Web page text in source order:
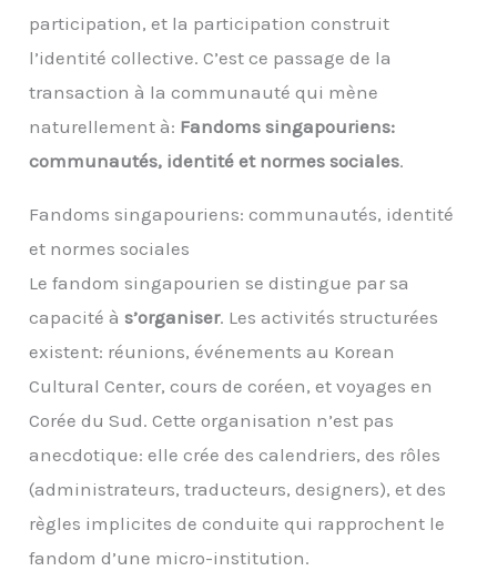
participation, et la participation construit
l’identité collective. C’est ce passage de la
transaction à la communauté qui mène
naturellement à: Fandoms singapouriens:
communautés, identité et normes sociales.
Fandoms singapouriens: communautés, identité
et normes sociales
Le fandom singapourien se distingue par sa
capacité às’organiser. Les activités structurées
existent: réunions, événements au Korean
Cultural Center, cours de coréen, et voyages en
Corée du Sud. Cette organisation n’est pas
anecdotique: elle crée des calendriers, des rôles
(administrateurs, traducteurs, designers), et des
règles implicites de conduite qui rapprochent le
fandom d’une micro-institution.